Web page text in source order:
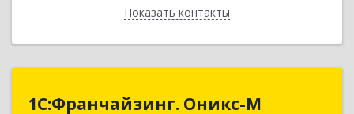
Показать контакты
Назад
1С:Франчайзинг. Оникс-М
1С:Франчайзинг. Оникс-М